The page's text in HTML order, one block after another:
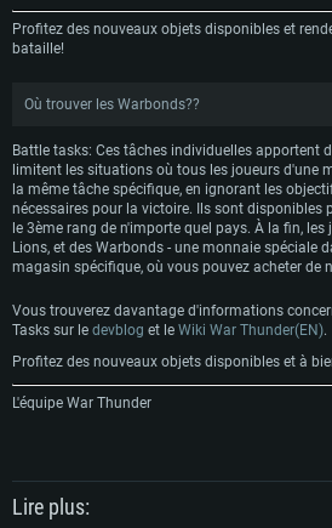
Processeur: Intel Core i5 ou Ryzen5 3600 et
Carte graphique supportant DirectX 11 ou
Connection: Connexion Internet à haut débit
Disque dur: 75.9 Go (client complet)
OS: Mac OS Big Sur 11.0 ou plus récent
Processeur: Core i7 (Les processeurs Intel
Connection: Connexion Internet à haut débit
Disque dur: 62,2 Go (client complet)
OS: Ubuntu 20.04 64bit
Processeur: Intel Core i7
6 mois et supportant Vulkan
Connection: Connexion Internet à haut débit
Disque dur: 60,2 Go (client complet)
Profitez des nouveaux objets disponibles et
bataille!
Où trouver les Warbonds??
Dans le menu ainsi ouvert, cliquez sur l'icône
à droite.
cliquant sur les différents icônes.L'achat peut se
Battle tasks: Ces tâches individuelles apportent
limitent les situations où tous les joueurs d'une
la même tâche spécifique, en ignorant les
nécessaires pour la victoire. Ils sont disponibles
le 3ème rang de n'importe quel pays. À la fin, les
Lions, et des Warbonds - une monnaie spéciale
magasin spécifique, où vous pouvez acheter de
Vous trouverez davantage d'informations
Tasks sur le devblog et le Wiki War Thunder(EN).
Profitez des nouveaux objets disponibles et à
L'équipe War Thunder
Lire plus: